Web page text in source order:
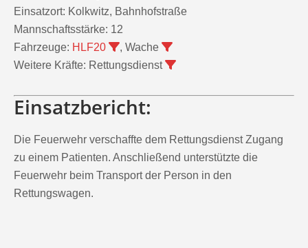
Einsatzort: Kolkwitz, Bahnhofstraße
Mannschaftsstärke: 12
Fahrzeuge: HLF20
, Wache
Weitere Kräfte: Rettungsdienst
Einsatzbericht:
Die Feuerwehr verschaffte dem Rettungsdienst Zugang
zu einem Patienten. Anschließend unterstützte die
Feuerwehr beim Transport der Person in den
Rettungswagen.